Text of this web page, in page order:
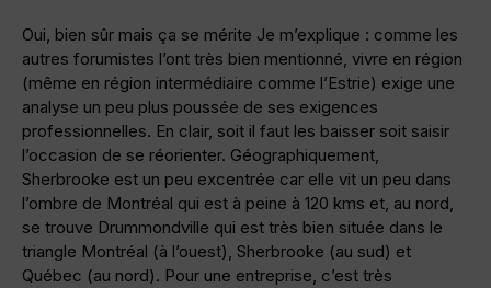
Oui, bien sûr mais ça se mérite Je m’explique : comme les
autres forumistes l’ont très bien mentionné, vivre en région
(même en région intermédiaire comme l’Estrie) exige une
analyse un peu plus poussée de ses exigences
professionnelles. En clair, soit il faut les baisser soit saisir
l’occasion de se réorienter. Géographiquement,
Sherbrooke est un peu excentrée car elle vit un peu dans
l’ombre de Montréal qui est à peine à 120 kms et, au nord,
se trouve Drummondville qui est très bien située dans le
triangle Montréal (à l’ouest), Sherbrooke (au sud) et
Québec (au nord). Pour une entreprise, c’est très